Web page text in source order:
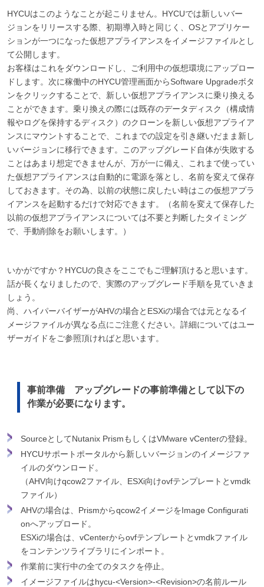
HYCUはこのようなことが起こりません。HYCUでは新しいバー
ジョンをリリースする際、初期導入時と同じく、OSとアプリケー
ションが一つになった仮想アプライアンスをイメージファイルとし
て公開します。
お客様はこれをダウンロードし、ご利用中の仮想環境にアップロー
ドします。次に稼働中のHYCU管理画面からSoftware Upgradeボタ
ンをクリックすることで、新しい仮想アプライアンスに乗り換える
ことができます。乗り換えの際には既存のデータディスク（構成情
報やログを保持するディスク）のクローンを新しい仮想アプライア
ンスにマウントすることで、これまでの設定を引き継いだまま新し
いバージョンに移行できます。このアップグレード自体が失敗する
ことはあまり想定できませんが、万が一に備え、これまで使ってい
た仮想アプライアンスは自動的に電源を落とし、名前を変えて保存
しておきます。その為、以前の状態に戻したい時はこの仮想アプラ
イアンスを起動するだけで対応できます。（名前を変えて保存した
以前の仮想アプライアンスについては不要と判断したタイミング
で、手動削除をお願いします。）
いかがですか？HYCUの良さをここでもご理解頂けると思います。
話が長くなりましたので、実際のアップグレード手順を見ていきま
しょう。
尚、ハイパーバイザーがAHVの場合とESXiの場合では元となるイ
メージファイルが異なる点にご注意ください。詳細についてはユー
ザーガイドをご参照頂ければと思います。
事前準備 アップグレードの事前準備として以下の
作業が必要になります。
SourceとしてNutanix PrismもしくはVMware vCenterの登録。
HYCUサポートポータルから新しいバージョンのイメージファ
イルのダウンロード。
（AHV向けqcow2ファイル、ESXi向けovfテンプレートとvmdk
ファイル）
AHVの場合は、Prismからqcow2イメージをImage Configurati
onへアップロード。
ESXiの場合は、vCenterからovfテンプレートとvmdkファイル
をコンテンツライブラリにインポート。
作業前に実行中の全てのタスクを停止。
イメージファイルはhycu-<Version>-<Revision>の名前ルール